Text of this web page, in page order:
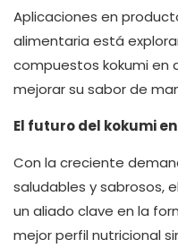
Aplicaciones en
alimentaria está
compuestos kokumi en
mejorar su sabor de
El futuro del kokumi
Con la creciente
saludables y sabrosos,
un aliado clave en la
mejor perfil nutricional